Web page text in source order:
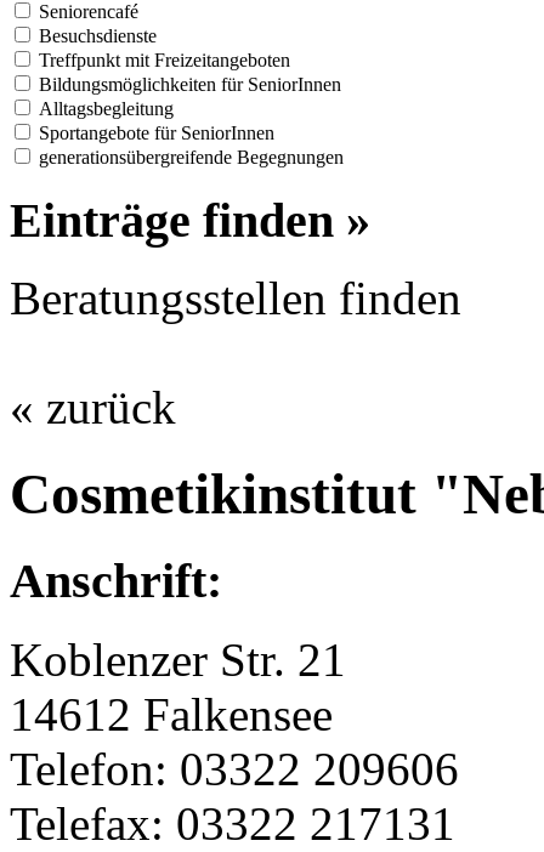
Seniorencafé
Besuchsdienste
Treffpunkt mit Freizeitangeboten
Bildungsmöglichkeiten für SeniorInnen
Alltagsbegleitung
Sportangebote für SeniorInnen
generationsübergreifende Begegnungen
Einträge finden »
Beratungsstellen finden
« zurück
Cosmetikinstitut
Anschrift:
Koblenzer Str. 21
14612 Falkensee
Telefon: 03322 209606
Telefax: 03322 217131